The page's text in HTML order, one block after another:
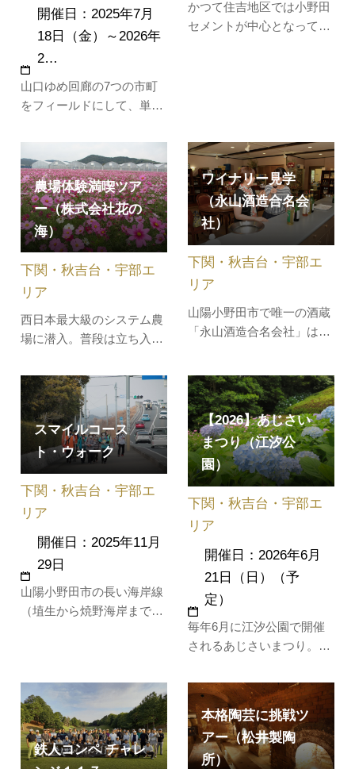
山口ゆめ回廊の7つの市町
をフィールドにして、単な
場でしか味わうことのでき
ない体験やサービス、食等
を楽しむことができる”謎解
き×まち歩き”イベント。圏
域内にちりばめられた全95
個のクエストをクリアし
開催日：2025年7月
18日（金）～2026年
2…
かつて住吉地区では小野田
セメントが中心となって
が薄れ、地域コミュニティ
ーが崩れつつある今、地域
の活性化と次世代の人達が
よりよき郷…
農場体験満喫ツア
ー（株式会社花の
海）
西日本最大級のシステム農
場に潜入。普段は立ち入る
で生産工程を見学し、広大
な野菜畑での収穫体験と、
自身で収穫した食材を使っ
たピザ作りもお楽しみくだ
さい。そして目の前に咲き
誇る１００万本のコスモス
畑は圧巻のローケーション
です。【…
下関・秋吉台・宇部エ
リア
ワイナリー見学
（永山酒造合名会
社）
山陽小野田市で唯一の酒蔵
「永山酒造合名会社」は、
様々なお酒の製造販売を行
っています。「山口ワイナ
リー」では、ぶどう農場と
ワイン蔵を見学し、店舗で
のお買い物もお楽しみくだ
さい。【セールスポイン
ト】・農場、…
下関・秋吉台・宇部エ
リア
スマイルコース
ト・ウォーク
山陽小野田市の長い海岸線
（埴生から焼野海岸まで）
山陽小野田市名産品などの
「食」も楽しみながら歩き
ます。
下関・秋吉台・宇部エ
リア
開催日：2025年11月
29日
【2026】あじさい
まつり（江汐公
園）
毎年6月に江汐公園で開催
されるあじさいまつり。約
が植えてあるあじさい園。
珍しい紫陽花も見ることが
できます。あじさいの展
示、あじさいの苗が当たる
抽選会、バザーなども行わ
下関・秋吉台・宇部エ
リア
開催日：2026年6月
21日（日）（予
定）
鉄人コンペ チャレ
本格陶芸に挑戦ツ
アー（松井製陶
所）